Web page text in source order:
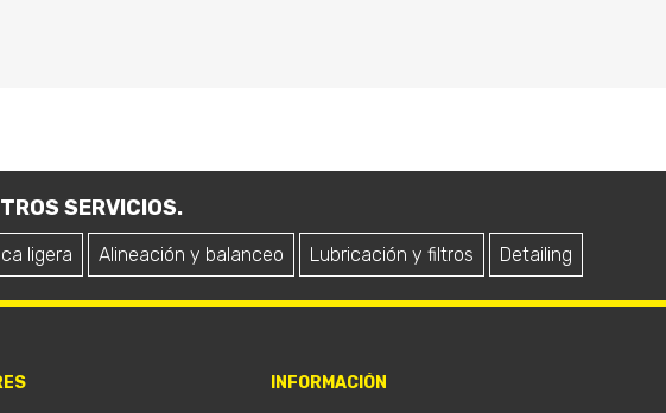
SERVICIOS.
ligera Alineación y balanceo Lubricación y filtros Detailing
INFORMACIÓN